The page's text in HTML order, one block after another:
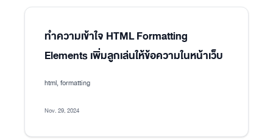
ทำความเข้าใจ HTML Formatting
Elements เพิ่มลูกเล่นให้ข้อความในหน้าเว็บ
html, formatting
Nov. 29, 2024